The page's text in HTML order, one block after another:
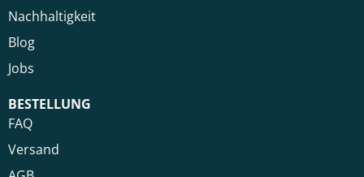
Nachhaltigkeit
Blog
Jobs
BESTELLUNG
FAQ
Versand